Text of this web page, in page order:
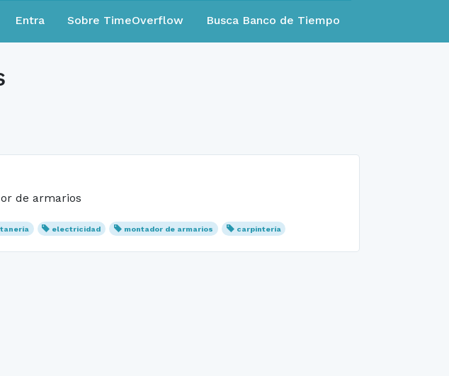
Entra Sobre TimeOverflow Busca Banco de Tiempo
de armarios
electricidad montador de armarios carpintería